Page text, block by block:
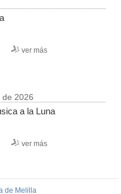
ver más
2026
a la Luna
ver más
de Melilla